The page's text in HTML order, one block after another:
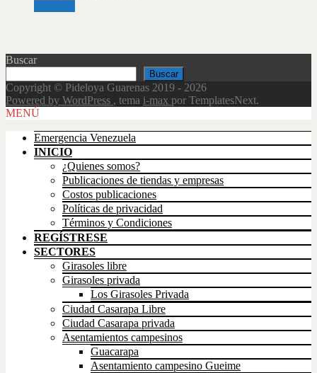
Buscar
Buscar
Copyright © Pideloya Guarenas 2019 - 2026
Powered by WordPress , tema i-max por TemplatesNext.
Scroll
MENÚ
Emergencia Venezuela
INICIO
¿Quienes somos?
Publicaciones de tiendas y empresas
Costos publicaciones
Políticas de privacidad
Términos y Condiciones
REGÍSTRESE
SECTORES
Girasoles libre
Girasoles privada
Los Girasoles Privada
Ciudad Casarapa Libre
Ciudad Casarapa privada
Asentamientos campesinos
Guacarapa
Asentamiento campesino Gueime